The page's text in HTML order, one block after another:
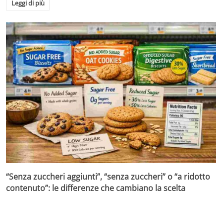
Leggi di più
“Senza zuccheri aggiunti”, “senza zuccheri” o “a ridotto
contenuto”: le differenze che cambiano la scelta